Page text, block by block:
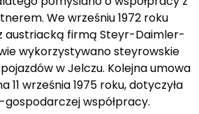
We wrześniu 1972 roku
austriacką firmą Steyr-Daimler-
wykorzystywano steyrowskie
w Jelczu. Kolejna umowa
11 września 1975 roku, dotyczyła
współpracy.